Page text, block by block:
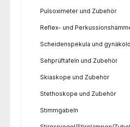
Pulsoximeter und Zubehör
Reflex- und
Scheidenspekula und
Sehprüftafeln und Zubehör
Skiaskope und Zubehör
Stethoskope und Zubehör
Stimmgabeln